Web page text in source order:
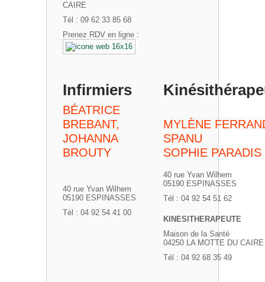
CAIRE
Tél : 09 62 33 85 68
Prenez RDV en ligne :
Infirmiers
BÉATRICE
BREBANT,
JOHANNA
BROUTY
40 rue Yvan Wilhem
05190 ESPINASSES
Tél : 04 92 54 41 00
MYLÈNE
SPANU
SOPHIE PARADIS
40 rue Yvan Wilhem
05190 ESPINASSES
Tél : 04 92 54 51 62
KINESITHERAPEUTE
Maison de la Santé
04250 LA MOTTE DU CAIRE
Tél : 04 92 68 35 49